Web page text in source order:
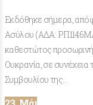
Εκδόθηκε σήμερα,
Ασύλου (ΑΔΑ:
καθεστώτος
Ουκρανία, σε συνέχεια
Συμβουλίου της…